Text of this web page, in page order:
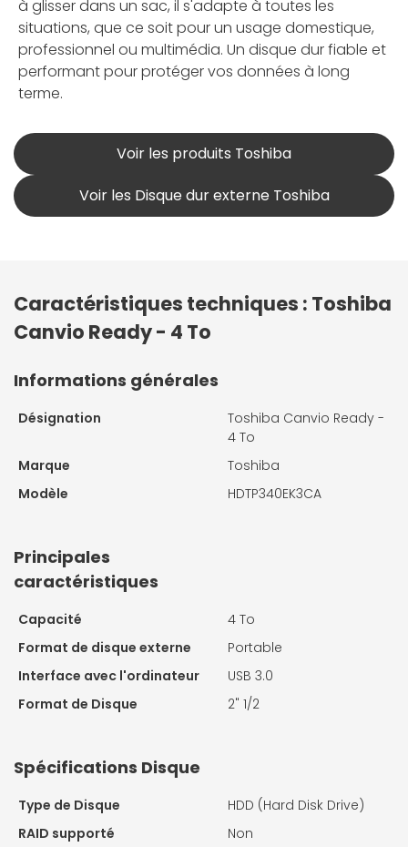
à glisser dans un sac, il s'adapte à toutes les
situations, que ce soit pour un usage domestique,
professionnel ou multimédia. Un disque dur fiable et
performant pour protéger vos données à long
terme.
Voir les produits Toshiba
Voir les Disque dur externe Toshiba
Caractéristiques techniques : Toshiba
Canvio Ready - 4 To
Informations générales
Désignation
Toshiba Canvio Ready -
4 To
Marque
Toshiba
Modèle
HDTP340EK3CA
Principales
caractéristiques
Capacité
4 To
Format de disque externe
Portable
Interface avec l'ordinateur
USB 3.0
Format de Disque
2" 1/2
Spécifications Disque
Type de Disque
HDD (Hard Disk Drive)
RAID supporté
Non